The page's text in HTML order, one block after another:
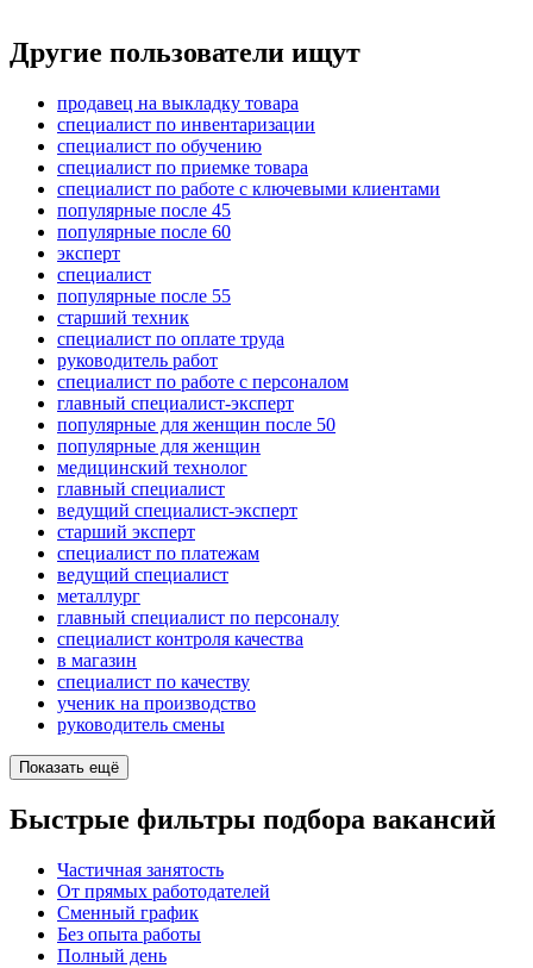
Другие пользователи ищут
продавец на выкладку товара
специалист по инвентаризации
специалист по обучению
специалист по приемке товара
специалист по работе с ключевыми клиентами
популярные после 45
популярные после 60
эксперт
специалист
популярные после 55
старший техник
специалист по оплате труда
руководитель работ
специалист по работе с персоналом
главный специалист-эксперт
популярные для женщин после 50
популярные для женщин
медицинский технолог
главный специалист
ведущий специалист-эксперт
старший эксперт
специалист по платежам
ведущий специалист
металлург
главный специалист по персоналу
специалист контроля качества
в магазин
специалист по качеству
ученик на производство
руководитель смены
Показать ещё
Быстрые фильтры подбора вакансий
Частичная занятость
От прямых работодателей
Сменный график
Без опыта работы
Полный день